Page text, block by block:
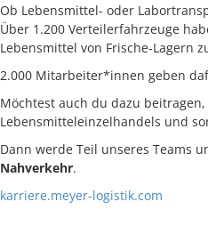
Ob Lebensmittel- oder
Über 1.200 Verteilerfahrzeuge
Lebensmittel von Frische-Lagern
2.000 Mitarbeiter*innen geben
Möchtest auch du dazu
Lebensmitteleinzelhandels und
Dann werde Teil unseres Teams
Nahverkehr.
karriere.meyer-logistik.com